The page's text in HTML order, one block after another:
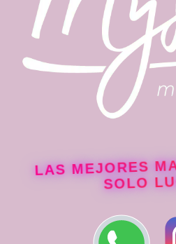
LAS MEJORES
SOLO